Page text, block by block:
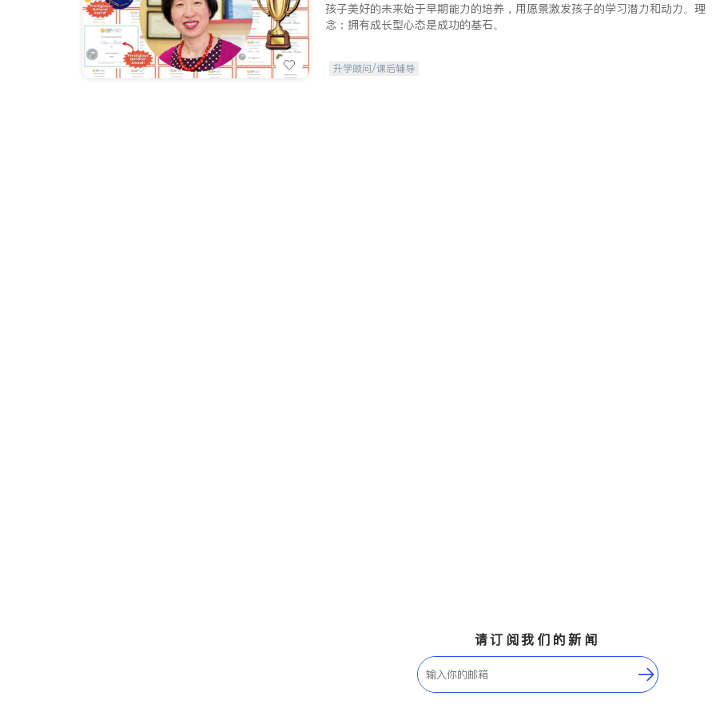
孩子美好的未来始于早期能力的培养，用愿景激发孩子的学习潜力和动力。理
念：拥有成长型心态是成功的基石。
升学顾问/课后辅导
请订阅我们的新闻